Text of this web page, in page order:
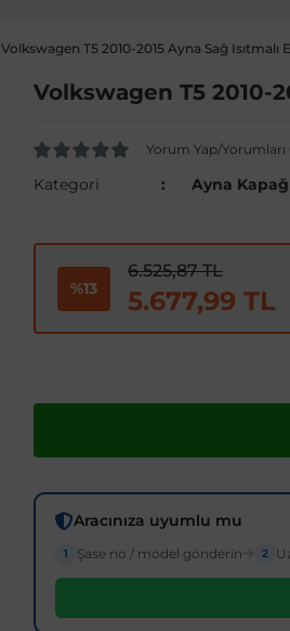
Volkswagen T5 2010-2015 Ayna Sağ
Volkswagen T5 2010-
Yorum Yap/Yorumları
Kategori Ayna
%13
6.525,87 TL
5.677,99 TL
Aracınıza uyumlu mu
1 Şase no / model gönderin 2